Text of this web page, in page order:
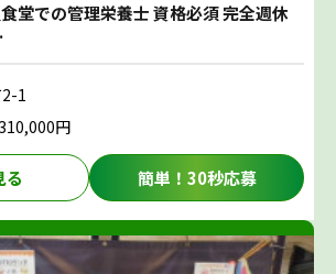
堂での管理栄養士 資格必須 完全週休
1
円
る 簡単！30秒応募